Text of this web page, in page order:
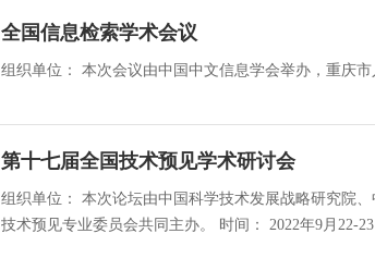
全国信息检索学术会议
第十七届全国技术预见学术研讨会
组织单位： 本次论坛由中国科学技术发展战略研究院